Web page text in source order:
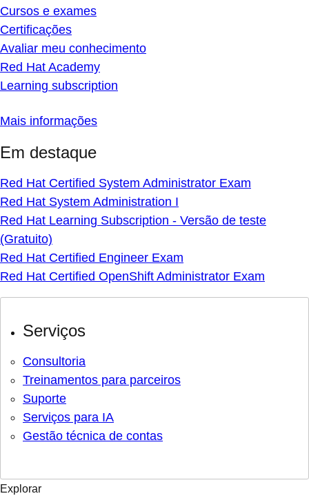
Cursos e exames
Certificações
Avaliar meu conhecimento
Red Hat Academy
Learning subscription
Mais informações
Em destaque
Red Hat Certified System Administrator Exam
Red Hat System Administration I
Red Hat Learning Subscription - Versão de teste
(Gratuito)
Red Hat Certified Engineer Exam
Red Hat Certified OpenShift Administrator Exam
Serviços
Consultoria
Treinamentos para parceiros
Suporte
Serviços para IA
Gestão técnica de contas
Explorar